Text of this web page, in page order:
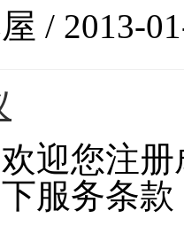
/ 2013-
迎您注
服务条款